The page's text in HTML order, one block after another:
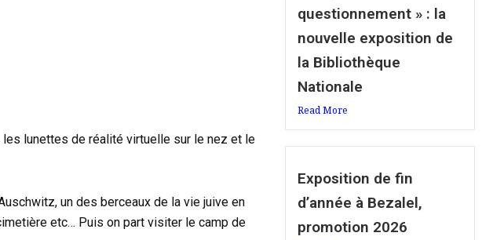
les lunettes de réalité virtuelle sur le nez et le
un des berceaux de la vie juive en
etc… Puis on part visiter le camp de
questionnement » : la
nouvelle exposition de
la Bibliothèque
Nationale
Read More
Exposition de fin
d’année à Bezalel,
promotion 2026